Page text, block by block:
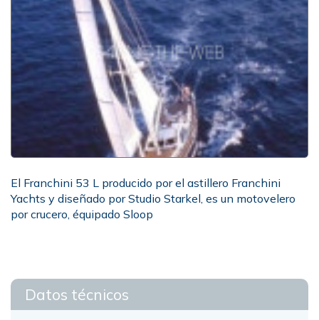
El Franchini 53 L producido por el astillero Franchini
Yachts y diseñado por Studio Starkel, es un motovelero
por crucero, équipado Sloop
Datos técnicos